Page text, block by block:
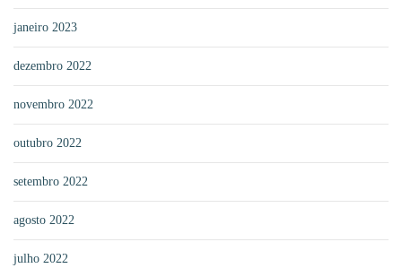
janeiro 2023
dezembro 2022
novembro 2022
outubro 2022
setembro 2022
agosto 2022
julho 2022